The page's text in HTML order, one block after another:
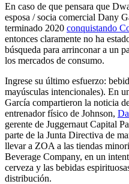
En caso de que pensara que
esposa / socia comercial Dany
terminado 2020 conquistando
entonces claramente no ha
búsqueda para arrinconar a un
los mercados de consumo.
Ingrese su último esfuerzo:
mayúsculas intencionales). En
García compartieron la noticia
entrenador físico de Johnson,
gerente de Juggernaut Capital
parte de la Junta Directiva de
llevar a ZOA a las tiendas
Beverage Company, en un
cerveza y las bebidas
distribución.